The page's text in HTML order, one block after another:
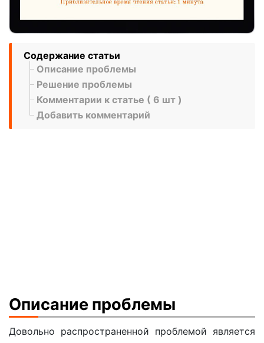
Содержание статьи
Описание проблемы
Решение проблемы
Комментарии к статье ( 6 шт )
Добавить комментарий
Описание проблемы
Довольно распространенной проблемой является